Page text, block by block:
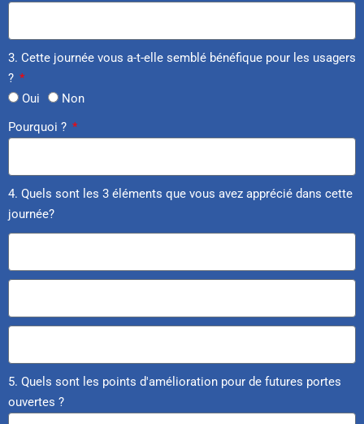
3. Cette journée vous a-t-elle semblé bénéfique pour les usagers
?
Oui
Non
Pourquoi ?
4. Quels sont les 3 éléments que vous avez apprécié dans cette
journée?
5. Quels sont les points d'amélioration pour de futures portes
ouvertes ?